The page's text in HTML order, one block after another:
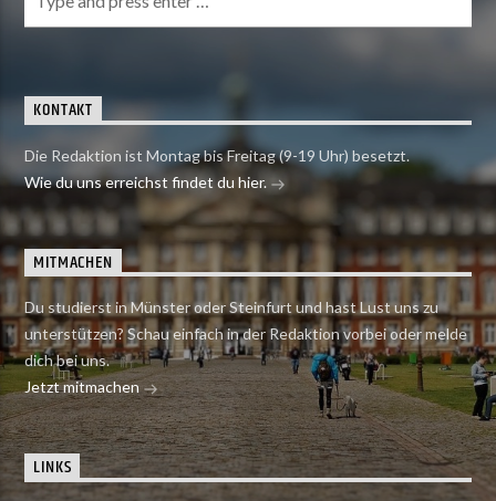
KONTAKT
Die Redaktion ist Montag bis Freitag (9-19 Uhr) besetzt.
Wie du uns erreichst findet du hier.
MITMACHEN
Du studierst in Münster oder Steinfurt und hast Lust uns zu
unterstützen? Schau einfach in der Redaktion vorbei oder melde
dich bei uns.
Jetzt mitmachen
LINKS